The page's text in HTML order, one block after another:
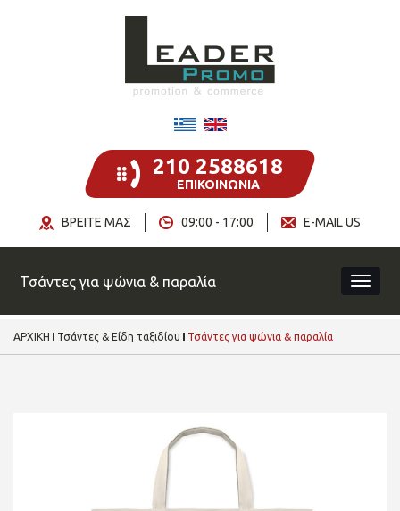
210 2588618
ΕΠΙΚΟΙΝΩΝΙΑ
E-MAIL US
09:00 - 17:00
ΒΡΕΙΤΕ ΜΑΣ
Τσάντες για ψώνια & παραλία
ΑΡΧΙΚΗ Τσάντες & Είδη ταξιδίου Τσάντες για ψώνια & παραλία